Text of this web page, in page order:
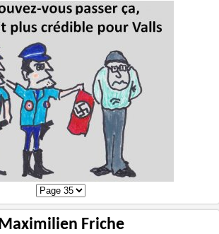
Maximilien Friche